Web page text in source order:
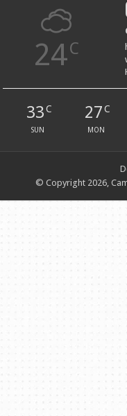
24C
33C
SUN
27C
MON
© Copyright 2026,